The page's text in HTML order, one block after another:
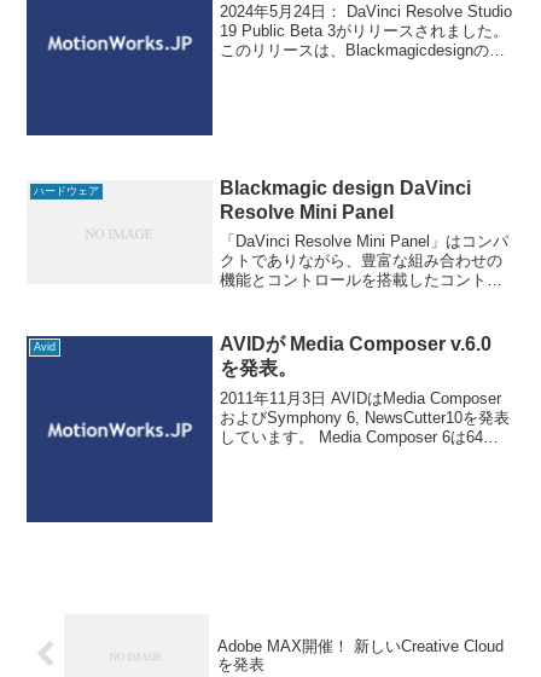
2024年5月24日： DaVinci Resolve Studio
19 Public Beta 3がリリースされました。
このリリースは、Blackmagicdesignのサ
ハードウェア
Blackmagic design DaVinci
Resolve Mini Panel
「DaVinci Resolve Mini Panel」はコンパ
クトでありながら、豊富な組み合わせの
機能とコントロールを搭載したコントロ
トラッ
Avid
AVIDが Media Composer v.6.0
を発表。
2011年11月3日 AVIDはMedia Composer
およびSymphony 6, NewsCutter10を発表
しています。 Media Composer 6は64ビ
Adobe MAX開催！ 新しいCreative Cloud
を発表